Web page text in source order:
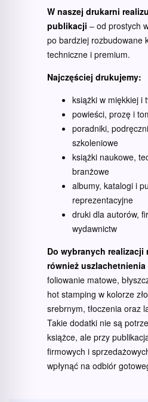
W naszej drukarni
publikacji – od prostych
po bardziej rozbudowane
techniczne i premium.
Najczęściej drukujemy:
książki w miękkiej i
powieści, prozę i
poradniki,
szkoleniowe
książki naukowe,
branżowe
albumy, katalogi i
reprezentacyjne
druki dla autorów,
wydawnictw
Do wybranych realizacji
również uszlachetnienia
foliowanie matowe,
hot stamping w kolorze
srebrnym, tłoczenia oraz
Takie dodatki nie są
książce, ale przy
firmowych i
wpłynąć na odbiór